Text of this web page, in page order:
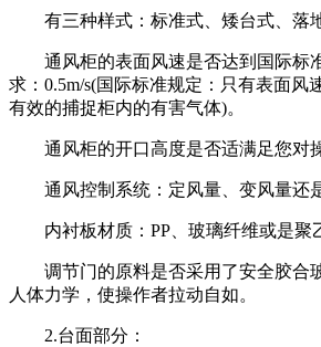
有三种样式：标准式、矮台式、落地
通风柜的表面风速是否达到国际标
求：0.5m/s(国际标准规定：只有表面风
有效的捕捉柜内的有害气体)。
通风柜的开口高度是否适满足您对操
通风控制系统：定风量、变风量还是
内衬板材质：PP、玻璃纤维或是聚
调节门的原料是否采用了安全胶合
人体力学，使操作者拉动自如。
2.台面部分：